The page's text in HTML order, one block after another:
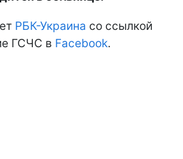
РБК-Украина со ссылкой
ГСЧС в Facebook.